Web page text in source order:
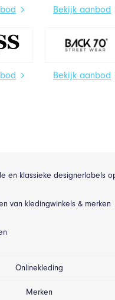
Bekijk aanbod
Bekijk aanbod
en klassieke designerlabels
van kledingwinkels & merken
Onlinekleding
Merken